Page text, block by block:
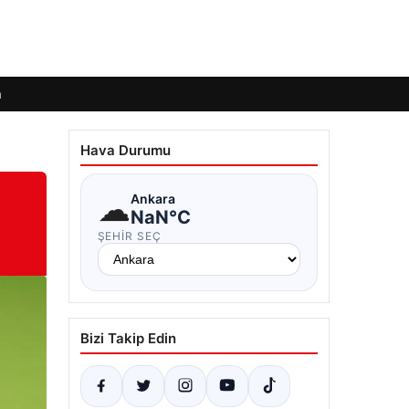
Hava Durumu
☁Ankara
NaN°C
ŞEHIR SEÇ
Bizi Takip Edin